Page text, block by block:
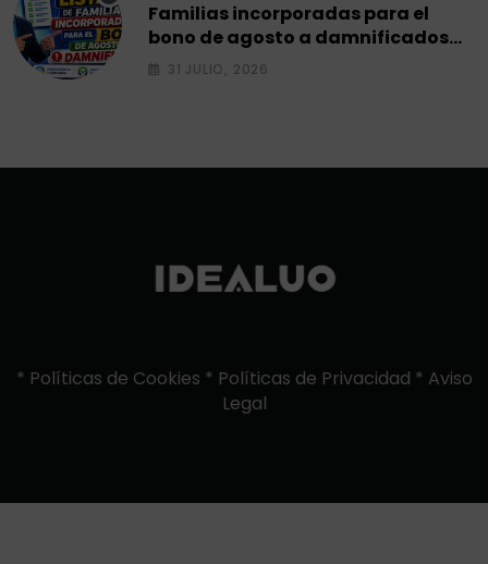
Familias incorporadas para el
bono de agosto a damnificados
2026.
31 JULIO, 2026
* Políticas de Cookies * Políticas de Privacidad * Aviso
Legal